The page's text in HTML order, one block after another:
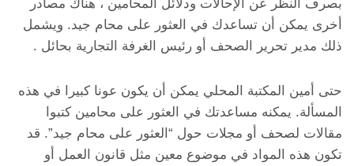
بصرف النظر عن الإحالات ودلائل المحامين ، هناك مصادر
أخرى يمكن أن تساعدك في العثور على محام جيد. ويشمل
ذلك مدير تحرير الصحف أو رئيس الغرفة التجارية بحائل .
حتى أمين المكتبة المحلي يمكن أن يكون عونا كبيرا في هذه
المسألة. يمكنه مساعدتك في العثور على محامين كتبوا
مقالات لصحف أو مجلات حول “العثور على محام جيد”. قد
تكون هذه المواد في موضوع معين مثل قانون العمل أو